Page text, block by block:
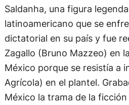
Saldanha, una figura
latinoamericano que se
dictatorial en su país y fue
Zagallo (Bruno Mazzeo) en
México porque se resistía a
Agrícola) en el plantel.
México la trama de la